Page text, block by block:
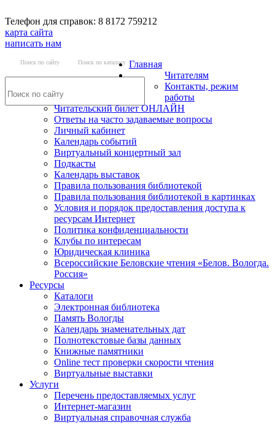
Телефон для справок: 8 8172 759212
карта сайта
написать нам
Поиск по сайту Поиск по каталогу Главная
Читателям
Контакты, режим
работы
Читательский билет ОНЛАЙН
Ответы на часто задаваемые вопросы
Личный кабинет
Календарь событий
Виртуальный концертный зал
Подкасты
Календарь выставок
Правила пользования библиотекой
Правила пользования библиотекой в картинках
Условия и порядок предоставления доступа к
ресурсам Интернет
Политика конфиденциальности
Клубы по интересам
Юридическая клиника
Всероссийские Беловские чтения «Белов. Вологда.
Россия»
Ресурсы
Каталоги
Электронная библиотека
Память Вологды
Календарь знаменательных дат
Полнотекстовые базы данных
Книжные памятники
Online тест проверки скорости чтения
Виртуальные выставки
Услуги
Перечень предоставляемых услуг
Интернет-магазин
Виртуальная справочная служба